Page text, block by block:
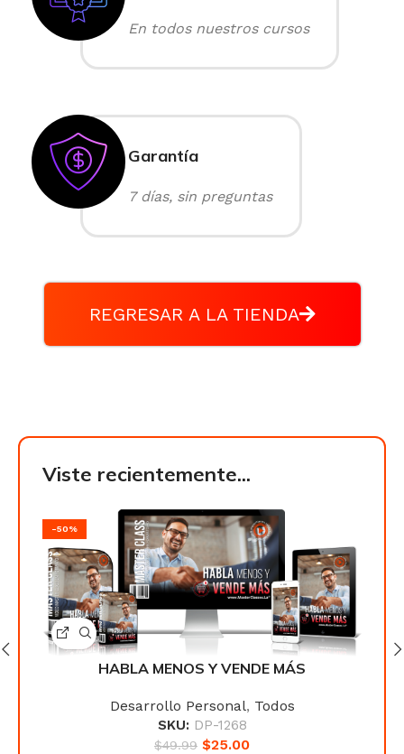
En todos nuestros cursos
Garantía
7 días, sin preguntas
REGRESAR A LA TIENDA
Viste recientemente...
-50%
HABLA MENOS Y VENDE MÁS
Desarrollo Personal, Todos
SKU: DP-1268
$49.99 $25.00